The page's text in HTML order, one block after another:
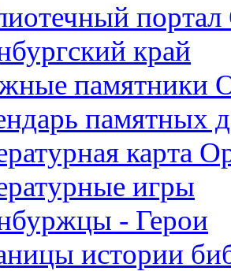
портал
край
памятники
памятных
карта
игры
- Герои
истории